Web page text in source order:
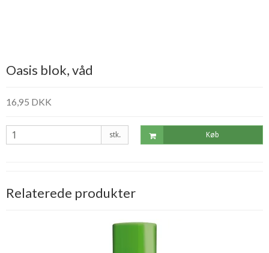
Oasis blok, våd
16,95 DKK
stk. Køb
Relaterede produkter